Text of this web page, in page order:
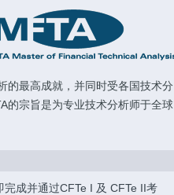
的最高成就，并同时受各国技术分
的宗旨是为专业技术分析师于全球
成并通过CFTe I 及 CFTe II考